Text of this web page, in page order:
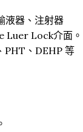
液器、注射器
Luer Lock介面。
PHT、DEHP 等